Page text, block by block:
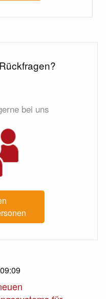
bei uns